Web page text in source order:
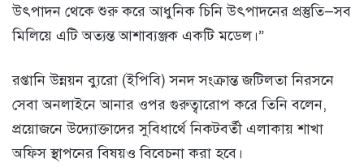
উৎপাদন থেকে শুরু করে আধুনিক চিনি উৎপাদনের প্রস্তুতি—সব
মিলিয়ে এটি অত্যন্ত আশাব্যঞ্জক একটি মডেল।”
রপ্তানি উন্নয়ন ব্যুরো (ইপিবি) সনদ সংক্রান্ত জটিলতা নিরসনে
সেবা অনলাইনে আনার ওপর গুরুত্বারোপ করে তিনি বলেন,
প্রয়োজনে উদ্যোক্তাদের সুবিধার্থে নিকটবর্তী এলাকায় শাখা
অফিস স্থাপনের বিষয়ও বিবেচনা করা হবে।